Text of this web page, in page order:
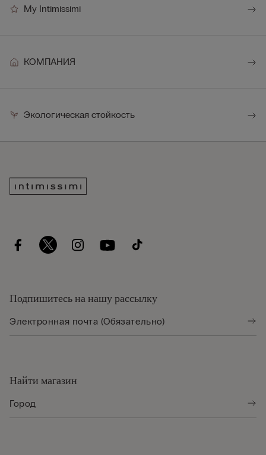
My Intimissimi
КОМПАНИЯ
Экологическая стойкость
Подпишитесь на нашу рассылку
Найти магазин